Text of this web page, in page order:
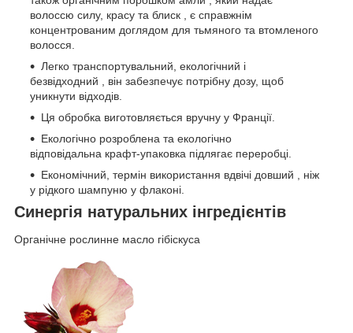
волоссю силу, красу та блиск , є справжнім
концентрованим доглядом для тьмяного та втомленого
волосся.
Легко транспортувальний, екологічний і
безвідходний , він забезпечує потрібну дозу, щоб
уникнути відходів.
Ця обробка виготовляється вручну у Франції.
Екологічно розроблена та екологічно
відповідальна крафт-упаковка підлягає переробці.
Економічний, термін використання вдвічі довший , ніж
у рідкого шампуню у флаконі.
Синергія натуральних інгредієнтів
Органічне рослинне масло гібіскуса